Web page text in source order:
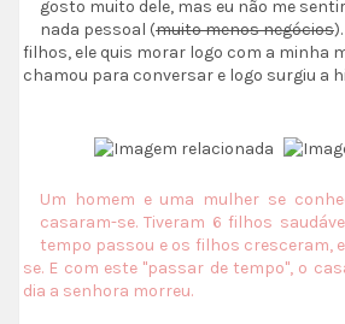
gosto muito dele, mas eu não me
nada pessoal (muito menos negócios
filhos, ele quis morar logo com a minha
chamou para conversar e logo surgiu a
Um homem e uma mulher se
casaram-se. Tiveram 6 filhos
tempo passou e os filhos cresceram,
se. E com este "passar de tempo", o
dia a senhora morreu.